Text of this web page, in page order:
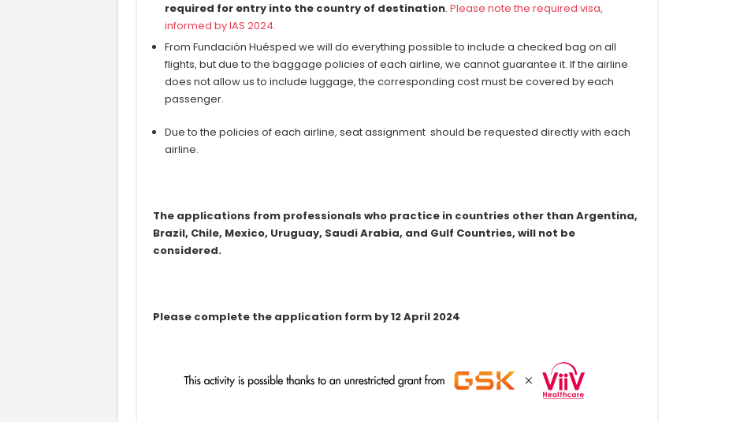
required for entry into the country of destination. Please note the required visa,
informed by IAS 2024.
From Fundación Huésped we will do everything possible to include a checked bag on all
flights, but due to the baggage policies of each airline, we cannot guarantee it. If the airline
does not allow us to include luggage, the corresponding cost must be covered by each
passenger.
Due to the policies of each airline, seat assignment should be requested directly with each
airline.
The applications from professionals who practice in countries other than Argentina,
Brazil, Chile, Mexico, Uruguay, Saudi Arabia, and Gulf Countries, will not be
considered.
Please complete the application form by 12 April 2024